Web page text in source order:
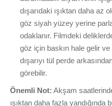
dışarıdaki ışıktan daha az
göz siyah yüzey yerine
odaklanır. Filmdeki
göz için baskın hale gelir
dışarıyı tül perde
görebilir.
Önemli Not: Akşam
ışıktan daha fazla